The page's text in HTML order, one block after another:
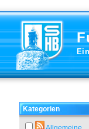
Kategorien